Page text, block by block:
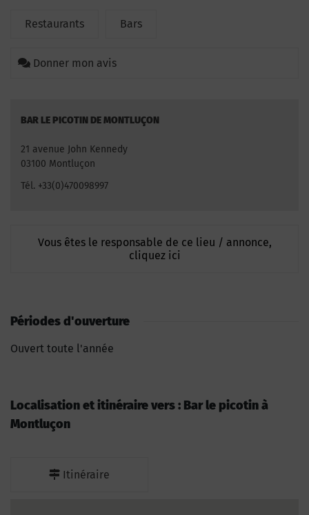
Restaurants Bars
Donner mon avis
BAR LE PICOTIN DE MONTLUÇON
21 avenue John Kennedy
03100 Montluçon
Tél. +33(0)470098997
Vous êtes le responsable de ce lieu / annonce,
cliquez ici
Périodes d'ouverture
Ouvert toute l'année
Localisation et itinéraire vers : Bar le picotin à
Montluçon
Itinéraire